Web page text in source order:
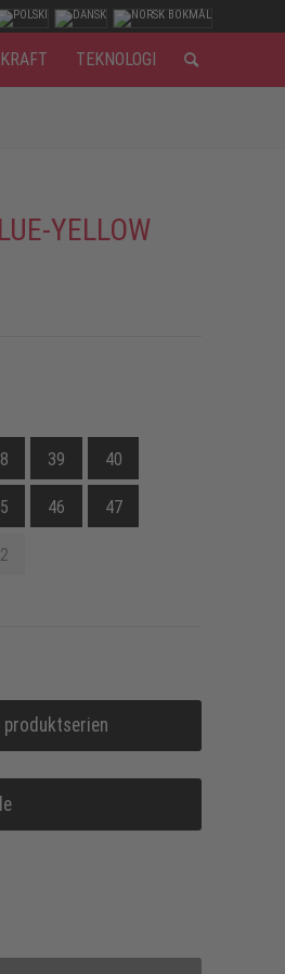
TEKNOLOGI
YELLOW
39 40
46 47
produktserien